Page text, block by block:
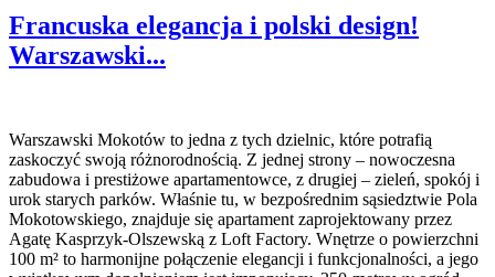
Francuska elegancja i polski design!
Warszawski...
Warszawski Mokotów to jedna z tych dzielnic, które potrafią
zaskoczyć swoją różnorodnością. Z jednej strony – nowoczesna
zabudowa i prestiżowe apartamentowce, z drugiej – zieleń, spokój i
urok starych parków. Właśnie tu, w bezpośrednim sąsiedztwie Pola
Mokotowskiego, znajduje się apartament zaprojektowany przez
Agatę Kasprzyk-Olszewską z Loft Factory. Wnętrze o powierzchni
100 m² to harmonijne połączenie elegancji i funkcjonalności, a jego